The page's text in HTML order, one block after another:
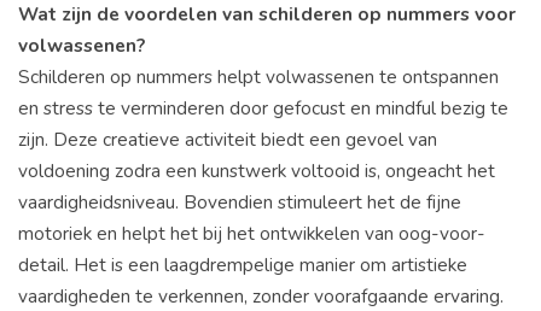
Wat zijn de voordelen van schilderen op nummers voor
volwassenen?
Schilderen op nummers helpt volwassenen te ontspannen
en stress te verminderen door gefocust en mindful bezig te
zijn. Deze creatieve activiteit biedt een gevoel van
voldoening zodra een kunstwerk voltooid is, ongeacht het
vaardigheidsniveau. Bovendien stimuleert het de fijne
motoriek en helpt het bij het ontwikkelen van oog-voor-
detail. Het is een laagdrempelige manier om artistieke
vaardigheden te verkennen, zonder voorafgaande ervaring.